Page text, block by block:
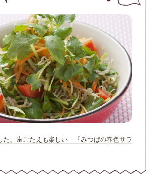
た、歯ごたえも楽しい 『みつばの春色サラ